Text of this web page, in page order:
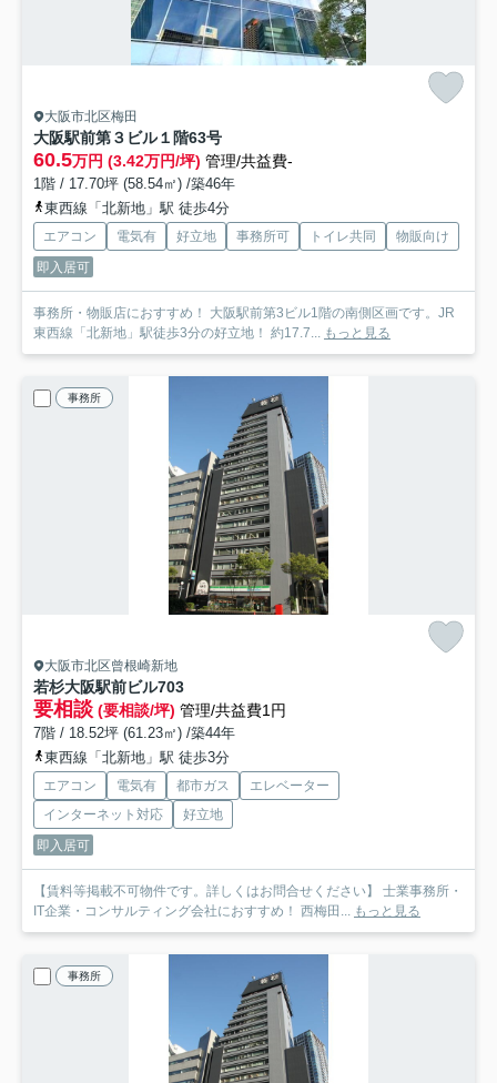
大阪市北区梅田
大阪駅前第３ビル１階63号
60.5万円 (3.42万円/坪) 管理/共益費-
1階 / 17.70坪 (58.54㎡) /築46年
東西線「北新地」駅 徒歩4分
エアコン 電気有 好立地 事務所可 トイレ共同
物販向け
即入居可
事務所・物販店におすすめ！ 大阪駅前第3ビル1階の南側区画です。JR
東西線「北新地」駅徒歩3分の好立地！ 約17.7...
もっと見る
事務所
大阪市北区曾根崎新地
若杉大阪駅前ビル703
要相談 (要相談/坪) 管理/共益費1円
7階 / 18.52坪 (61.23㎡) /築44年
東西線「北新地」駅 徒歩3分
エアコン 電気有 都市ガス
エレベーター
インターネット対応
好立地
即入居可
【賃料等掲載不可物件です。詳しくはお問合せください】 士業事務所・
IT企業・コンサルティング会社におすすめ！ 西梅田...
もっと見る
事務所